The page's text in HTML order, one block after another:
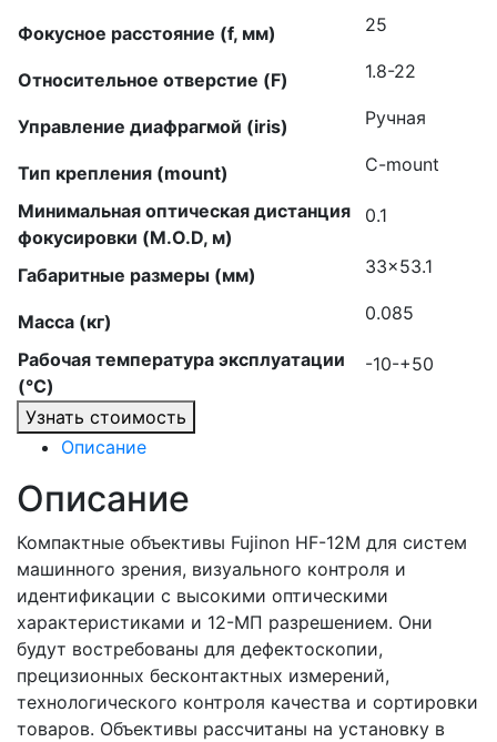
Фокусное расстояние (f, мм) 25
Относительное отверстие (F) 1.8-22
Управление диафрагмой (iris) Ручная
Тип крепления (mount) C-mount
Минимальная оптическая дистанция
фокусировки (M.O.D, м)
0.1
Габаритные размеры (мм) 33×53.1
Масса (кг) 0.085
Рабочая температура эксплуатации
(°C)
-10-+50
Узнать стоимость
Описание
Описание
Компактные объективы Fujinon HF-12M для систем
машинного зрения, визуального контроля и
идентификации с высокими оптическими
характеристиками и 12-МП разрешением. Они
будут востребованы для дефектоскопии,
прецизионных бесконтактных измерений,
технологического контроля качества и сортировки
товаров. Объективы рассчитаны на установку в